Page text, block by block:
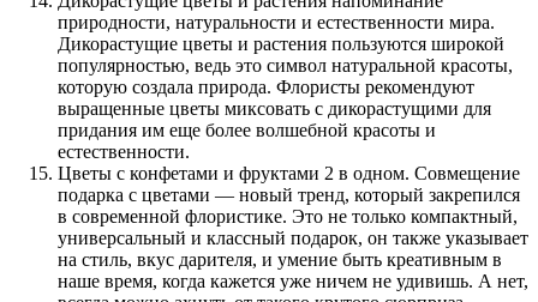
природности, натуральности и естественности мира.
Дикорастущие цветы и растения пользуются широкой
популярностью, ведь это символ натуральной красоты,
которую создала природа. Флористы рекомендуют
выращенные цветы миксовать с дикорастущими для
придания им еще более волшебной красоты и
естественности.
Цветы с конфетами и фруктами 2 в одном. Совмещение
подарка с цветами — новый тренд, который закрепился
в современной флористике. Это не только компактный,
универсальный и классный подарок, он также указывает
на стиль, вкус дарителя, и умение быть креативным в
наше время, когда кажется уже ничем не удивишь. А нет,